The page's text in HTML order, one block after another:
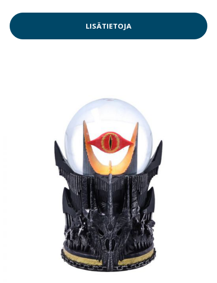
LISÄTIETOJA